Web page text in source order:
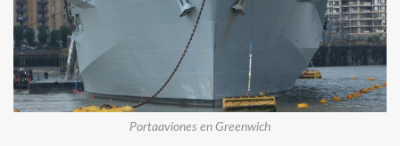
Portaaviones en Greenwich